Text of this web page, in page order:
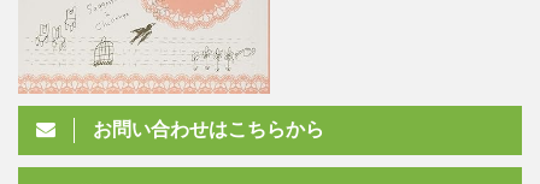
お問い合わせはこちらから